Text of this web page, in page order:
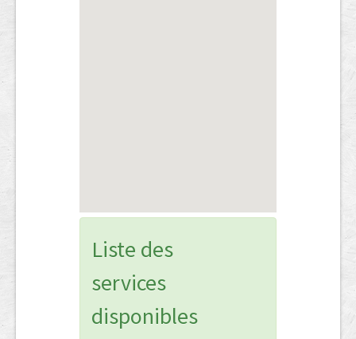
Liste des
services
disponibles